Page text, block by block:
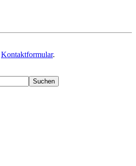
Kontaktformular.
Suchen